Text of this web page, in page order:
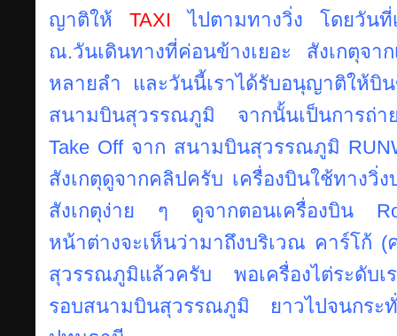
ญาติให้ TAXIไปตามทางวิ่ง โดยวันที่
ณ.วันเดินทางที่ค่อนข้างเยอะ สังเกตุจา
หลายลำ และวันนี้เราได้รับอนุญาติให้บิ
สนามบินสุวรรณภูมิ จากนั้นเป็นการถ่าย
Take Off จาก สนามบินสุวรรณภูมิ
สังเกตุดูจากคลิปครับ เครื่องบินใช้ทางวิ่
สังเกตุง่าย ๆ ดูจากตอนเครื่องบิน
หน้าต่างจะเห็นว่ามาถึงบริเวณ คาร์โก้
สุวรรณภูมิแล้วครับ พอเครื่องไต่ระดับเ
รอบสนามบินสุวรรณภูมิ ยาวไปจนกระ